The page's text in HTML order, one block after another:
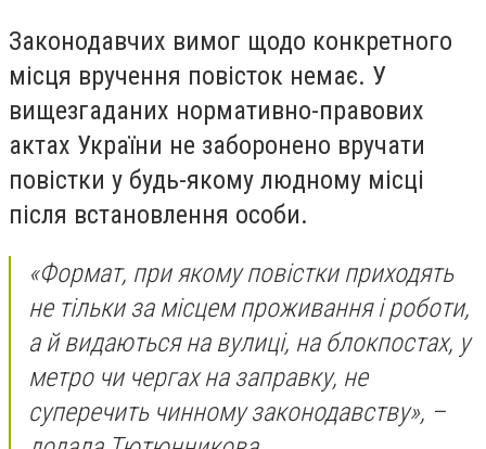
Законодавчих вимог щодо конкретного
місця вручення повісток немає. У
вищезгаданих нормативно-правових
актах України не заборонено вручати
повістки у будь-якому людному місці
після встановлення особи.
«Формат, при якому повістки приходять
не тільки за місцем проживання і роботи,
а й видаються на вулиці, на блокпостах, у
метро чи чергах на заправку, не
суперечить чинному законодавству», –